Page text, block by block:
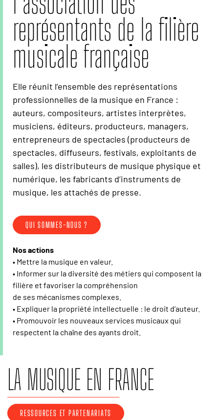
représentants de la filière
musicale française
Elle réunit l’ensemble des représentations
professionnelles de la musique en France :
auteurs, compositeurs, artistes interprètes,
musiciens, éditeurs, producteurs, managers,
entrepreneurs de spectacles (producteurs de
spectacles, diffuseurs, festivals, exploitants de
salles), les distributeurs de musique physique et
numérique, les fabricants d’instruments de
musique, les attachés de presse.
QUI SOMMES-NOUS ?
Nos actions
• Mettre la musique en valeur.
• Informer sur la diversité des métiers qui composent la
filière et favoriser la compréhension
de ses mécanismes complexes.
• Expliquer la propriété intellectuelle : le droit d’auteur.
• Promouvoir les nouveaux services musicaux qui
respectent la chaîne des ayants droit.
LA MUSIQUE EN FRANCE
RESSOURCES ET PARTENARIATS